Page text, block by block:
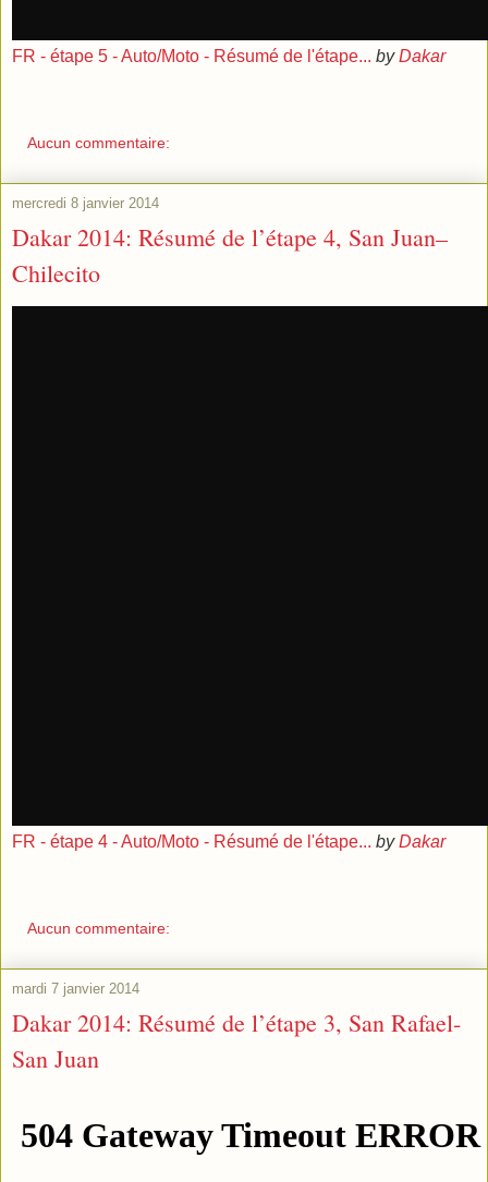
FR - étape 5 - Auto/Moto - Résumé de l'étape... byDakar
Aucun commentaire:
mercredi 8 janvier 2014
Dakar 2014: Résumé de l’étape 4, San Juan–
Chilecito
FR - étape 4 - Auto/Moto - Résumé de l'étape... byDakar
Aucun commentaire:
mardi 7 janvier 2014
Dakar 2014: Résumé de l’étape 3, San Rafael-
San Juan